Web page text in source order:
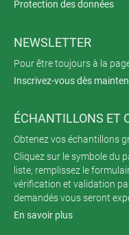
Protection des données
NEWSLETTER
Pour être toujours à la
Inscrivez-vous dès
ÉCHANTILLONS ET
Obtenez vos échantillons
Cliquez sur le symbole du
liste, remplissez le
vérification et validation
demandés vous seront
En savoir plus